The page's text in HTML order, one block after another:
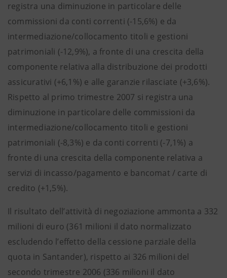
registra una diminuzione in particolare delle
commissioni da conti correnti (-15,6%) e da
intermediazione/collocamento titoli e gestioni
patrimoniali (-12,9%), a fronte di una crescita della
componente relativa alla distribuzione dei prodotti
assicurativi (+6,1%) e alle garanzie rilasciate (+3,6%).
Rispetto al primo trimestre 2007 si registra una
diminuzione in particolare delle commissioni da
intermediazione/collocamento titoli e gestioni
patrimoniali (-8,3%) e da conti correnti (-7,1%) a
fronte di una crescita della componente relativa a
servizi di incasso/pagamento e bancomat / carte di
credito (+1,5%).
Il risultato dell’attività di negoziazione ammonta a 332
milioni di euro (361 milioni il dato normalizzato
escludendo l’effetto della cessione parziale della
quota in Santander), rispetto ai 326 milioni del
secondo trimestre 2006 (336 milioni il dato